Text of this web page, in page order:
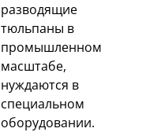
разводящие
тюльпаны в
промышленном
масштабе,
нуждаются в
специальном
оборудовании.